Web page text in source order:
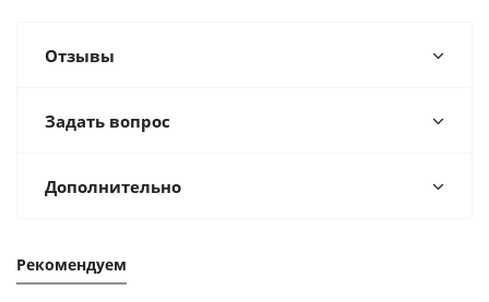
Отзывы
Задать вопрос
Дополнительно
Рекомендуем